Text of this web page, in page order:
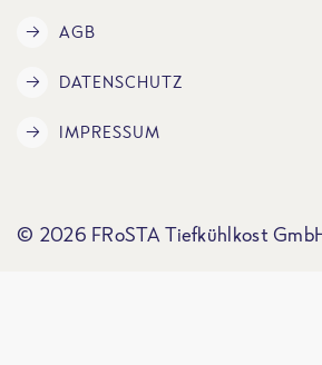
AGB
DATENSCHUTZ
IMPRESSUM
© 2026 FRoSTA Tiefkühlkost